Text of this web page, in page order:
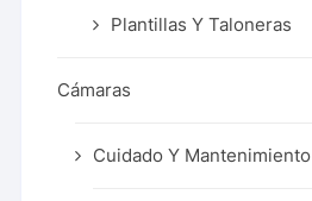
Plantillas Y Taloneras
Cámaras
Cuidado Y Mantenimiento